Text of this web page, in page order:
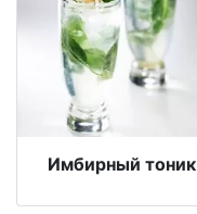
Имбирный тоник